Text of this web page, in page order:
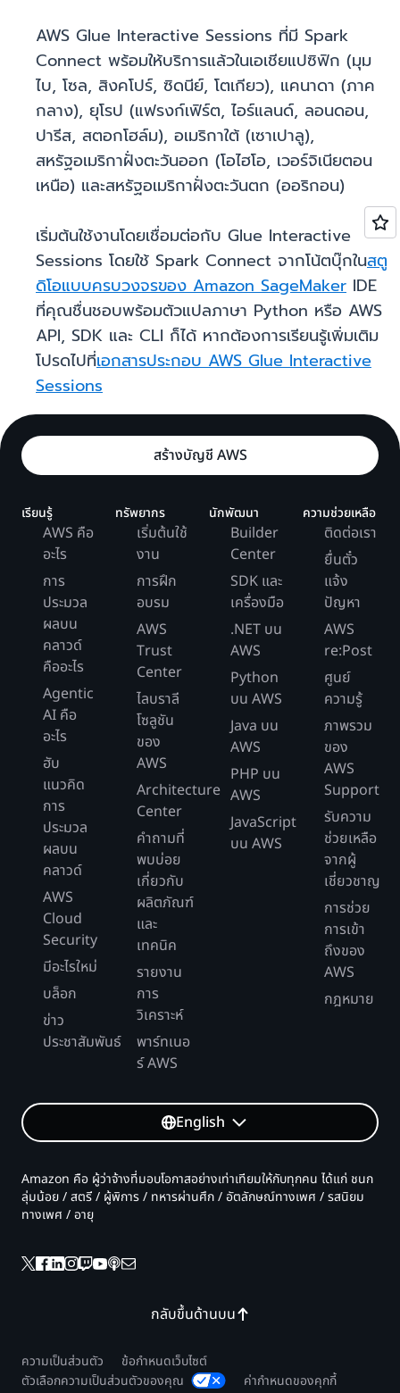
AWS Glue Interactive Sessions ที่มี Spark
Connect พร้อมให้บริการแล้วในเอเชียแปซิฟิก (มุม
ไบ, โซล, สิงคโปร์, ซิดนีย์, โตเกียว), แคนาดา (ภาค
กลาง), ยุโรป (แฟรงก์เฟิร์ต, ไอร์แลนด์, ลอนดอน,
ปารีส, สตอกโฮล์ม), อเมริกาใต้ (เซาเปาลู),
สหรัฐอเมริกาฝั่งตะวันออก (โอไฮโอ, เวอร์จิเนียตอน
เหนือ) และสหรัฐอเมริกาฝั่งตะวันตก (ออริกอน)
เริ่มต้นใช้งานโดยเชื่อมต่อกับ Glue Interactive
Sessions โดยใช้ Spark Connect จากโน้ตบุ๊กในสตู
ดิโอแบบครบวงจรของ Amazon SageMaker IDE
ที่คุณชื่นชอบพร้อมตัวแปลภาษา Python หรือ AWS
API, SDK และ CLI ก็ได้ หากต้องการเรียนรู้เพิ่มเติม
โปรดไปที่เอกสารประกอบ AWS Glue Interactive
Sessions
สร้างบัญชี AWS
เรียนรู้
AWS คือ
อะไร
การ
ประมวล
ผลบน
คลาวด์
คืออะไร
Agentic
AI คือ
อะไร
ฮับ
แนวคิด
การ
ประมวล
ผลบน
คลาวด์
AWS
Cloud
Security
มีอะไรใหม่
บล็อก
ข่าว
ประชาสัมพันธ์
ทรัพยากร
เริ่มต้นใช้
งาน
การฝึก
อบรม
AWS
Trust
Center
ไลบราลี
โซลูชัน
ของ
AWS
Architecture
Center
คำถามที่
พบบ่อย
เกี่ยวกับ
ผลิตภัณฑ์
และ
เทคนิค
รายงาน
การ
วิเคราะห์
พาร์ทเนอ
ร์ AWS
นักพัฒนา
Builder
Center
SDK และ
เครื่องมือ
.NET บน
AWS
Python
บน AWS
Java บน
AWS
PHP บน
AWS
JavaScript
บน AWS
ความช่วยเหลือ
ติดต่อเรา
ยื่นตั๋ว
แจ้ง
ปัญหา
AWS
re:Post
ศูนย์
ความรู้
ภาพรวม
ของ
AWS
Support
รับความ
ช่วยเหลือ
จากผู้
เชี่ยวชาญ
การช่วย
การเข้า
ถึงของ
AWS
กฎหมาย
English
กลับขึ้นด้านบน
Amazon คือ ผู้ว่าจ้างที่มอบโอกาสอย่างเท่าเทียมให้กับทุกคน ได้แก่ ชนก
ลุ่มน้อย / สตรี / ผู้พิการ / ทหารผ่านศึก / อัตลักษณ์ทางเพศ / รสนิยม
ทางเพศ / อายุ
ความเป็นส่วนตัว
ข้อกำหนดเว็บไซต์
ตัวเลือกความเป็นส่วนตัวของคุณ
ค่ากำหนดของคุกกี้